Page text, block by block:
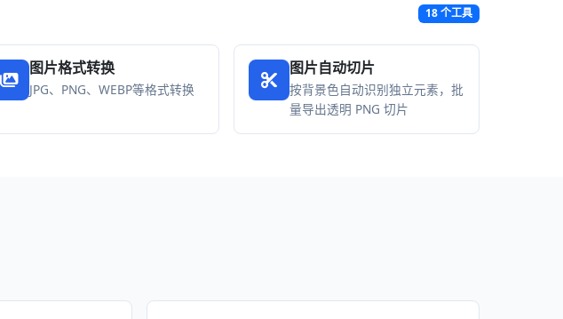
18 个工具
图片格式转换
JPG、PNG、WEBP等格式转换
图片自动切片
按背景色自动识别独立元素，批
量导出透明 PNG 切片